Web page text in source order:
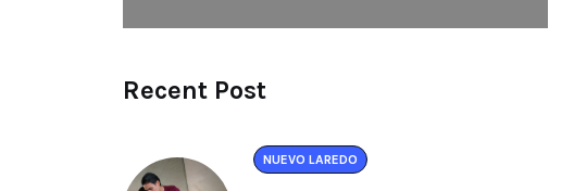
Recent Post
NUEVO LAREDO